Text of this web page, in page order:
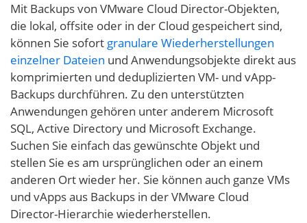
Mit Backups von VMware Cloud Director-Objekten,
die lokal, offsite oder in der Cloud gespeichert sind,
können Sie sofort granulare Wiederherstellungen
einzelner Dateien und Anwendungsobjekte direkt aus
komprimierten und deduplizierten VM- und vApp-
Backups durchführen. Zu den unterstützten
Anwendungen gehören unter anderem Microsoft
SQL, Active Directory und Microsoft Exchange.
Suchen Sie einfach das gewünschte Objekt und
stellen Sie es am ursprünglichen oder an einem
anderen Ort wieder her. Sie können auch ganze VMs
und vApps aus Backups in der VMware Cloud
Director-Hierarchie wiederherstellen.